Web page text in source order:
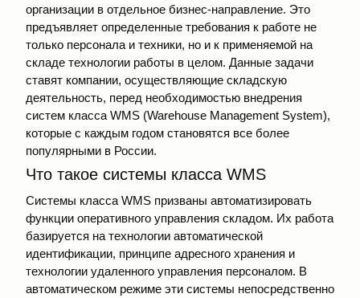
организации в отдельное бизнес-направление. Это
предъявляет определенные требования к работе не
только персонала и техники, но и к применяемой на
складе технологии работы в целом. Данные задачи
ставят компании, осуществляющие складскую
деятельность, перед необходимостью внедрения
систем класса WMS (Warehouse Management System),
которые с каждым годом становятся все более
популярными в России.
Что такое системы класса WMS
Системы класса WMS призваны автоматизировать
функции оперативного управления складом. Их работа
базируется на технологии автоматической
идентификации, принципе адресного хранения и
технологии удаленного управления персоналом. В
автоматическом режиме эти системы непосредственно